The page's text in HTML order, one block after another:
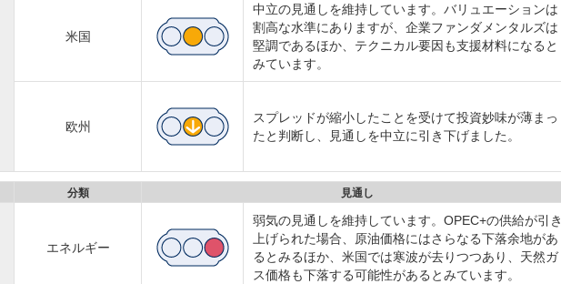
米国
中立の見通しを維持しています。バリュエーションは
割高な水準にありますが、企業ファンダメンタルズは
堅調であるほか、テクニカル要因も支援材料になると
みています。
欧州
スプレッドが縮小したことを受けて投資妙味が薄まっ
たと判断し、見通しを中立に引き下げました。
分類 見通し
エネルギー
弱気の見通しを維持しています。OPEC+の供給が引
上げられた場合、原油価格にはさらなる下落余地があ
るとみるほか、米国では寒波が去りつつあり、天然ガ
ス価格も下落する可能性があるとみています。